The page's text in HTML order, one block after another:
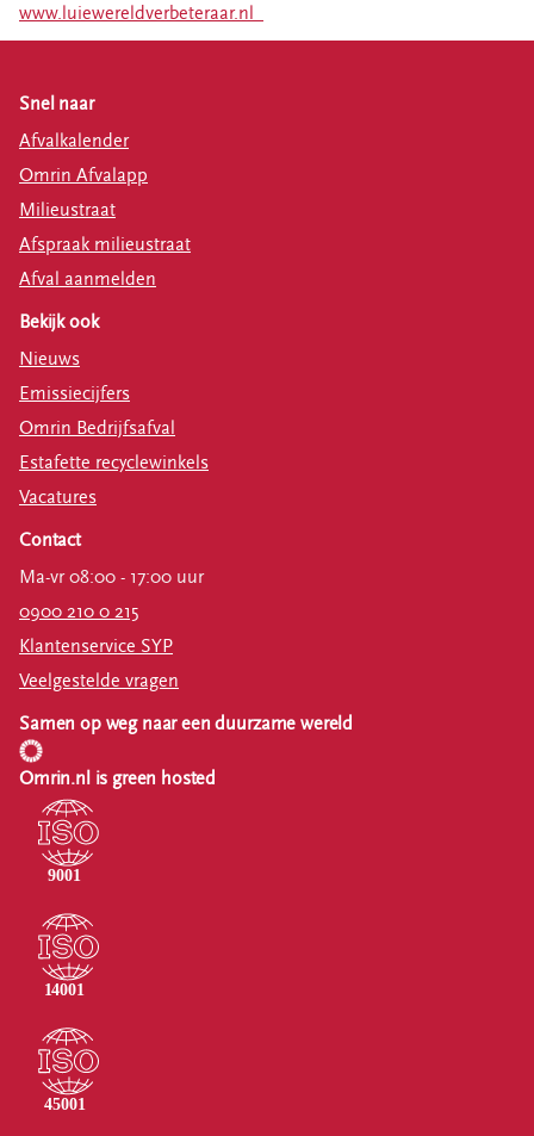
www.luiewereldverbeteraar.nl
Snel naar
Afvalkalender
Omrin Afvalapp
Milieustraat
Afspraak milieustraat
Afval aanmelden
Bekijk ook
Nieuws
Emissiecijfers
Omrin Bedrijfsafval
Estafette recyclewinkels
Vacatures
Contact
Ma-vr 08:00 - 17:00 uur
0900 210 0 215
Klantenservice SYP
Veelgestelde vragen
Samen op weg naar een duurzame wereld
Omrin.nl is green hosted